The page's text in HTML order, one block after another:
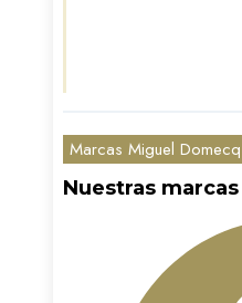
Marcas Miguel Domecq
Nuestras marcas